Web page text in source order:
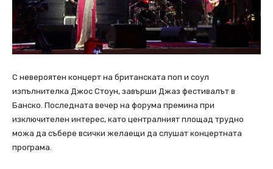
С невероятен концерт на британската поп и соул
изпълнителка Джос Стоун, завърши Джаз фестивалът в
Банско. Последната вечер на форума премина при
изключителен интерес, като централният площад трудно
можа да събере всички желаещи да слушат концертната
програма.